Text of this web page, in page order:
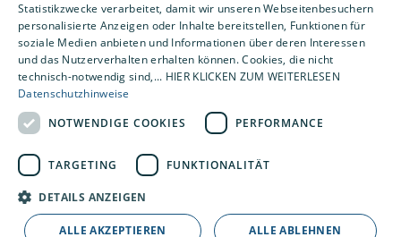
Statistikzwecke verarbeitet, damit wir unseren Webseitenbesuchern
personalisierte Anzeigen oder Inhalte bereitstellen, Funktionen für
soziale Medien anbieten und Informationen über deren Interessen
und das Nutzerverhalten erhalten können. Cookies, die nicht
technisch-notwendig sind,... HIER KLICKEN ZUM WEITERLESEN
Datenschutzhinweise
NOTWENDIGE COOKIES
PERFORMANCE
TARGETING FUNKTIONALITÄT
DETAILS ANZEIGEN
ALLE AKZEPTIEREN ALLE ABLEHNEN